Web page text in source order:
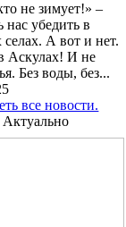
не зимует!» –
нас убедить в
селах. А вот и нет.
Аскулах! И не
Без воды, без...
все новости.
Актуально